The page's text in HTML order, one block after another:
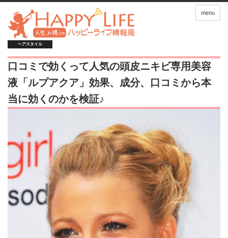
menu
ヘアスタイル
口コミで効くって人気の頭皮ニキビ専用美容
液「ルプアクア」効果、成分、口コミから本
当に効くのかを検証♪